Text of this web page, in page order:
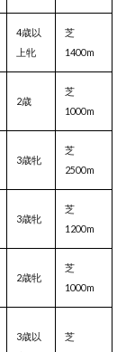
4歳以
上牝
芝
1400m
2歳
芝
1000m
3歳牝
芝
2500m
3歳牝
芝
1200m
2歳牝
芝
1000m
3歳以
芝